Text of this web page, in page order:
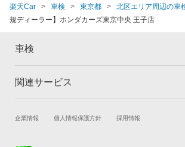
楽天Car 車検 東京都 北区エリア周辺の車
規ディーラー】ホンダカーズ東京中央 王子店
車検
トップ
車検の基礎知識 キャンペーン
関連サービス
試乗・商談 新車購入
企業情報 個人情報保護方針 採用情報